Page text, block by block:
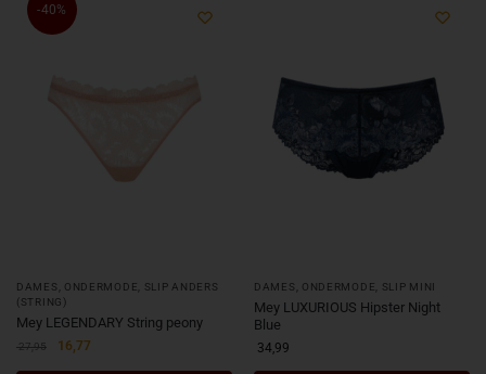
-40%
DAMES ONDERMODE
SLIP ANDERS
(STRING)
Mey LEGENDARY String peony
27,95 16,77
DAMES ONDERMODE SLIP MINI
Mey LUXURIOUS Hipster Night
Blue
34,99